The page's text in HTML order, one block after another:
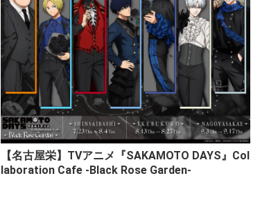
【名古屋栄】TVアニメ『SAKAMOTO DAYS』Col
laboration Cafe -Black Rose Garden-